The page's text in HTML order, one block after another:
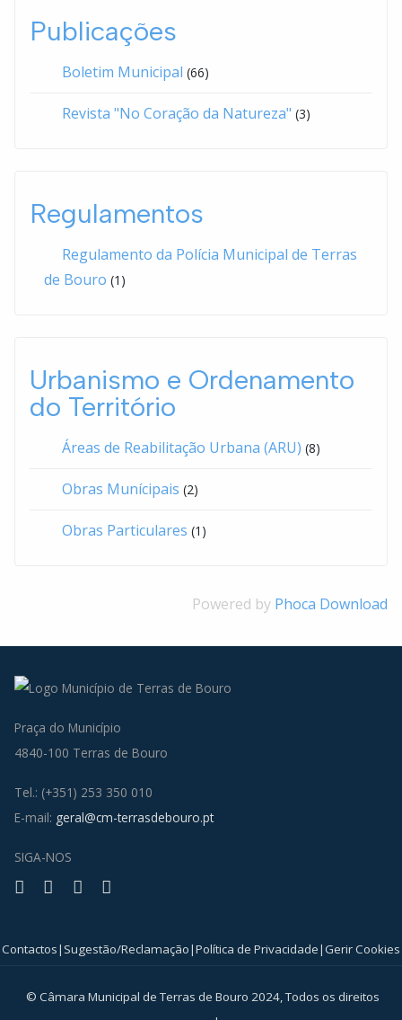
Publicações
Boletim Municipal (66)
Revista "No Coração da Natureza" (3)
Regulamentos
Regulamento da Polícia Municipal de Terras
de Bouro (1)
Urbanismo e Ordenamento
do Território
Áreas de Reabilitação Urbana (ARU) (8)
Obras Munícipais (2)
Obras Particulares (1)
Powered by Phoca Download
Praça do Município
4840-100 Terras de Bouro
Tel.: (+351) 253 350 010
E-mail: geral@cm-terrasdebouro.pt
SIGA-NOS
Facebook
Youtube
Instagram
© Câmara Municipal de Terras de Bouro 2024, Todos os direitos
Contactos| Sugestão/Reclamação|Política de Privacidade|Gerir Cookies